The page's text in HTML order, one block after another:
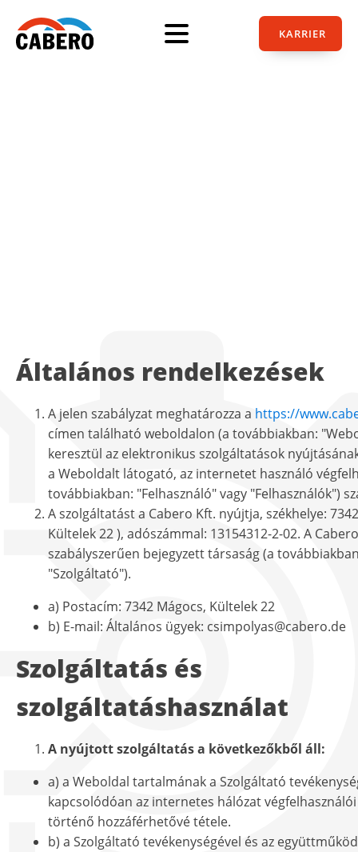
KARRIER
Általános rendelkezések
A jelen szabályzat meghatározza a https://
címen található weboldalon (a továbbiakban:
keresztül az elektronikus szolgáltatások
a Weboldalt látogató, az internetet használó
továbbiakban: "Felhasználó" vagy "Felhasználók")
A szolgáltatást a Cabero Kft. nyújtja, székhelye:
Kültelek 22 ), adószámmal: 13154312-2-02. A
szabályszerűen bejegyzett társaság (a
"Szolgáltató").
a) Postacím: 7342 Mágocs, Kültelek 22
b) E-mail: Általános ügyek: csimpolyas@cabero.de
Szolgáltatás és
szolgáltatáshasználat
A nyújtott szolgáltatás a következőkből áll:
a) a Weboldal tartalmának a Szolgáltató
kapcsolódóan az internetes hálózat
történő hozzáférhetővé tétele.
b) a Szolgáltató tevékenységével és az